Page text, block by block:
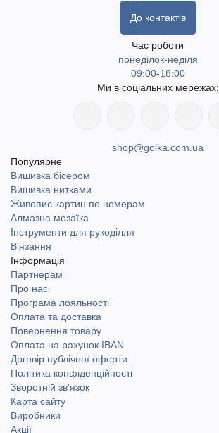
До контактів
Час роботи
понеділок-неділя
09:00-18:00
Ми в соціальних мережах:
shop@golka.com.ua
Популярне
Вишивка бісером
Вишивка нитками
Живопис картин по номерам
Алмазна мозаїка
Інструменти для рукоділля
В'язання
Інформація
Партнерам
Про нас
Програма лояльності
Оплата та доставка
Повернення товару
Оплата на рахунок IBAN
Договір публічної оферти
Політика конфіденційності
Зворотній зв'язок
Карта сайту
Виробники
Акції